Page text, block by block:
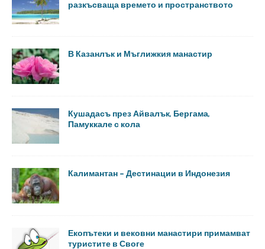
разкъсваща времето и пространството
В Казанлък и Мъглижкия манастир
Кушадасъ през Айвалък, Бергама,
Памуккале с кола
Калимантан – Дестинации в Индонезия
Екопътеки и вековни манастири примамват
туристите в Своге